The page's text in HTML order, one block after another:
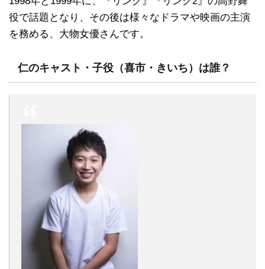
役で話題となり、その後は様々なドラマや映画の主演
を務める、大物女優さんです。
仁のキャスト・子役（喜市・きいち）は誰？